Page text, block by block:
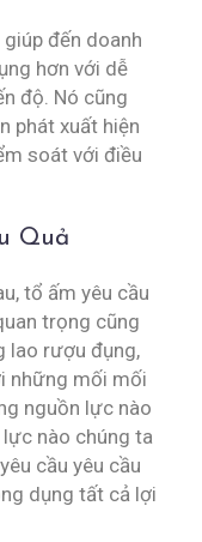
đến doanh
hơn với dễ
độ. Nó cũng
phát xuất hiện
soát với điều
Quả
tổ ấm yêu cầu
trọng cũng
lao rượu đụng,
những mối mối
nguồn lực nào
nào chúng ta
cầu yêu cầu
dụng tất cả lợi